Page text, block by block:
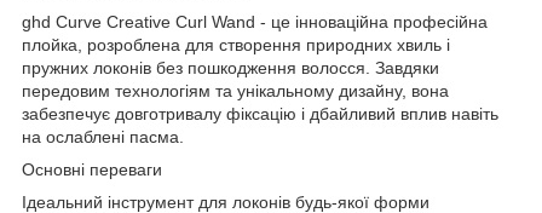
ghd Curve Creative Curl Wand - це інноваційна професійна
плойка, розроблена для створення природних хвиль і
пружних локонів без пошкодження волосся. Завдяки
передовим технологіям та унікальному дизайну, вона
забезпечує довготривалу фіксацію і дбайливий вплив навіть
на ослаблені пасма.
Основні переваги
Ідеальний інструмент для локонів будь-якої форми